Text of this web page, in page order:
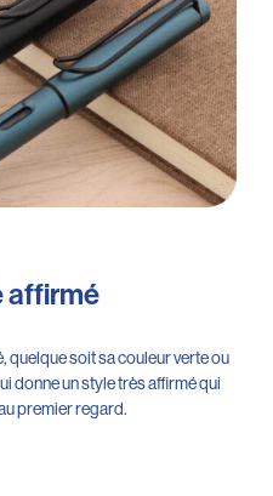
affirmé
quelque soit sa couleur verte ou
donne un style très affirmé qui
premier regard.